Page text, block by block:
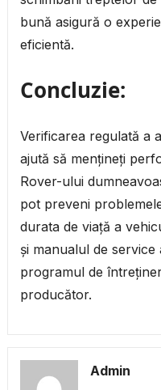
bună asigură o
eficientă.
Concluzie:
Verificarea regulată a
ajută să mențineți
Rover-ului
pot preveni
durata de viață a
și manualul de
programul de
producător.
Admin